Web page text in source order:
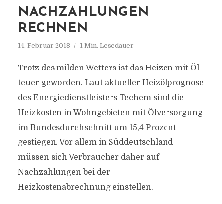
NACHZAHLUNGEN
RECHNEN
14. Februar 2018 1 Min. Lesedauer
Trotz des milden Wetters ist das Heizen mit Öl
teuer geworden. Laut aktueller Heizölprognose
des Energiedienstleisters Techem sind die
Heizkosten in Wohngebieten mit Ölversorgung
im Bundesdurchschnitt um 15,4 Prozent
gestiegen. Vor allem in Süddeutschland
müssen sich Verbraucher daher auf
Nachzahlungen bei der
Heizkostenabrechnung einstellen.